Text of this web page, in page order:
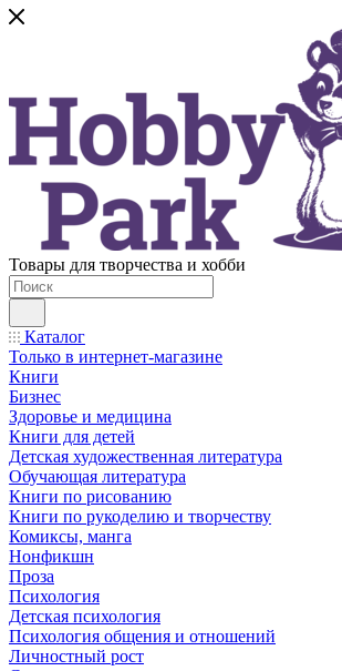
Товары для творчества и хобби
Каталог
Только в интернет-магазине
Книги
Бизнес
Здоровье и медицина
Книги для детей
Детская художественная литература
Обучающая литература
Книги по рисованию
Книги по рукоделию и творчеству
Комиксы, манга
Нонфикшн
Проза
Психология
Детская психология
Психология общения и отношений
Личностный рост